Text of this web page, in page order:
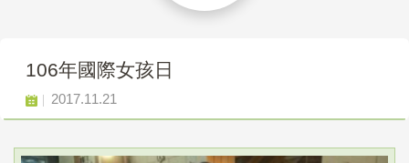
106年國際女孩日
2017.11.21